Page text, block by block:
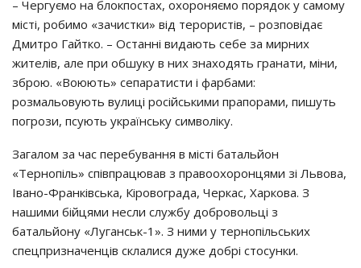
– Чергуємо на блокпостах, охороняємо порядок у самому
місті, робимо «зачистки» від терористів, – розповідає
Дмитро Гайтко. – Останні видають себе за мирних
жителів, але при обшуку в них знаходять гранати, міни,
зброю. «Воюють» сепаратисти і фарбами:
розмальовують вулиці російськими прапорами, пишуть
погрози, псують українську символіку.
Загалом за час перебування в місті батальйон
«Тернопіль» співпрацював з правоохоронцями зі Львова,
Івано-Франківська, Кіровограда, Черкас, Харкова. З
нашими бійцями несли службу добровольці з
батальйону «Луганськ-1». З ними у тернопільських
спецпризначенців склалися дуже добрі стосунки.